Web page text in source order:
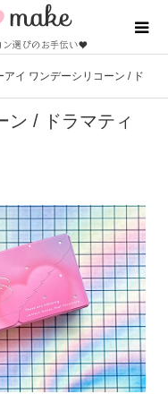
アイ ワンデーシリコーン / ド
ン / ドラマティ